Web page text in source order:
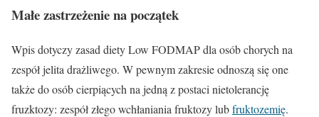
Małe zastrzeżenie na początek
Wpis dotyczy zasad diety Low FODMAP dla osób chorych na
zespół jelita drażliwego. W pewnym zakresie odnoszą się one
także do osób cierpiących na jedną z postaci nietolerancję
fruzktozy: zespół złego wchłaniania fruktozy lubfruktozemię.